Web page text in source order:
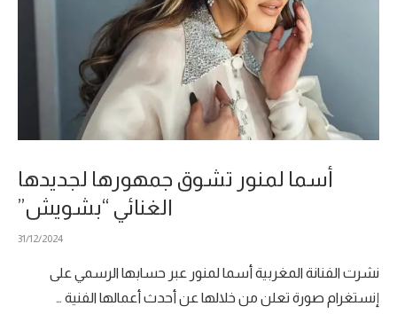
أسما لمنور تشوق جمهورها لجديدها
الغنائي “بشويش”
31/12/2024
نشرت الفنانة المغربية أسما لمنور عبر حسابها الرسمي على
إنستغرام صورة تعلن من خلالها عن أحدث أعمالها الفنية …